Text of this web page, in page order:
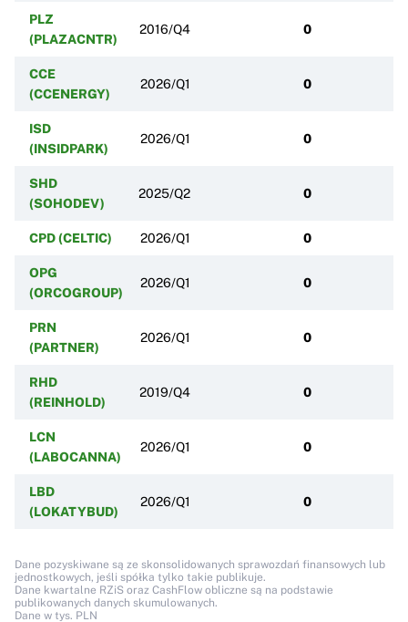
PLZ
(PLAZACNTR)
2016/Q4 0
CCE
(CCENERGY)
2026/Q1 0
ISD
(INSIDPARK)
2026/Q1 0
SHD
(SOHODEV)
2025/Q2 0
CPD (CELTIC) 2026/Q1 0
OPG
(ORCOGROUP)
2026/Q1 0
PRN
(PARTNER)
2026/Q1 0
RHD
(REINHOLD)
2019/Q4 0
LCN
(LABOCANNA)
2026/Q1 0
LBD
(LOKATYBUD)
2026/Q1 0
Dane pozyskiwane są ze skonsolidowanych sprawozdań finansowych lub
jednostkowych, jeśli spółka tylko takie publikuje.
Dane kwartalne RZiS oraz CashFlow obliczne są na podstawie
publikowanych danych skumulowanych.
Dane w tys. PLN